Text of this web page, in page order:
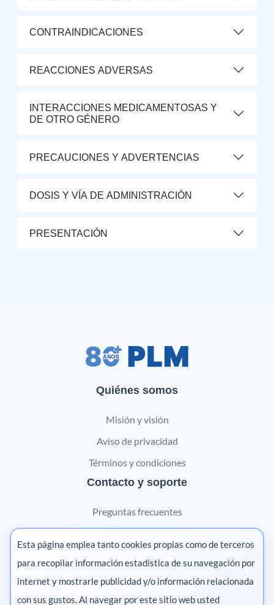
CONTRAINDICACIONES
REACCIONES ADVERSAS
INTERACCIONES MEDICAMENTOSAS Y
DE OTRO GÉNERO
PRECAUCIONES Y ADVERTENCIAS
DOSIS Y VÍA DE ADMINISTRACIÓN
PRESENTACIÓN
Quiénes somos
Misión y visión
Aviso de privacidad
Términos y condiciones
Contacto y soporte
Preguntas frecuentes
Contáctanos
Marketing digital
Pharma
Esta página emplea tanto cookies propias como de terceros
para recopilar información estadística de su navegación por
internet y mostrarle publicidad y/o información relacionada
con sus gustos. Al navegar por este sitio web usted